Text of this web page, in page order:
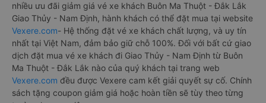
nhiều ưu đãi giảm giá vé xe khách Buôn Ma Thuột - Đắk Lắk
Giao Thủy - Nam Định, hành khách có thể đặt mua tại website
Vexere.com- Hệ thống đặt vé xe khách chất lượng, và uy tín
nhất tại Việt Nam, đảm bảo giữ chỗ 100%. Đối với bất cứ giao
dịch đặt mua vé xe khách đi Giao Thủy - Nam Định từ Buôn
Ma Thuột - Đắk Lắk nào của quý khách tại trang web
Vexere.com đều được Vexere cam kết giải quyết sự cố. Chính
sách tặng coupon giảm giá hoặc hoàn tiền sẽ tùy theo từng